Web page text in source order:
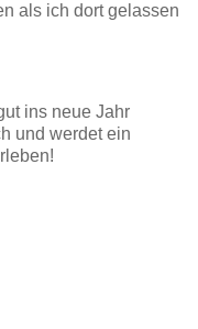
als ich dort gelassen
ins neue Jahr
und werdet ein